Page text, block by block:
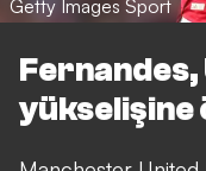
Getty Images Sport
Fernandes,
yükselişine